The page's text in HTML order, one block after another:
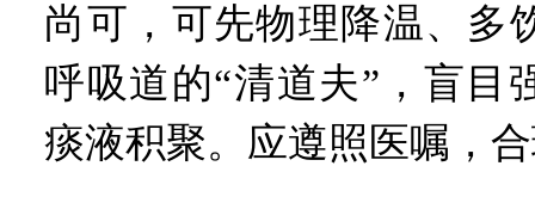
尚可，可先物理降温、多
呼吸道的“清道夫”，盲目
痰液积聚。应遵照医嘱，